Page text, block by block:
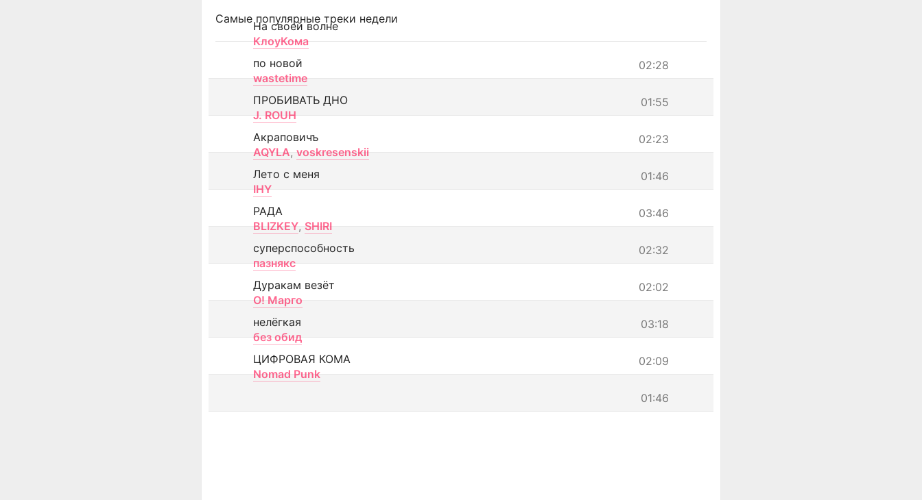
Самые популярные треки недели
На своей волне
КлоуКома
02:28
по новой
wastetime
01:55
ПРОБИВАТЬ ДНО
J. ROUH
02:23
Акраповичъ
AQYLA, voskresenskii
01:46
Лето с меня
IHY
03:46
РАДА
BLIZKEY, SHIRI
02:32
суперспособность
пазнякс
02:02
Дуракам везёт
О! Марго
03:18
нелёгкая
без обид
02:09
ЦИФРОВАЯ КОМА
Nomad Punk
01:46